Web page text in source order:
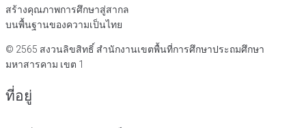
สร้างคุณภาพการศึกษาสู่สากล
บนพื้นฐานของความเป็นไทย
© 2565 สงวนลิขสิทธิ์ สำนักงานเขตพื้นที่การศึกษาประถมศึกษา
มหาสารคาม เขต 1
ที่อยู่